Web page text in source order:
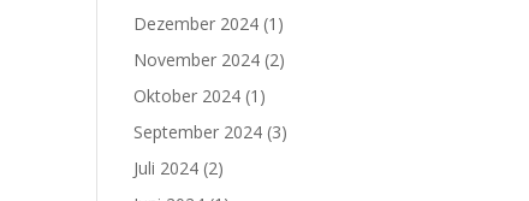
Dezember 2024 (1)
November 2024 (2)
Oktober 2024 (1)
September 2024 (3)
Juli 2024 (2)